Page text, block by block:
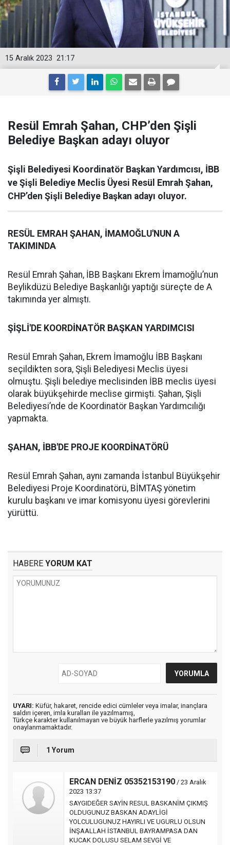
21:17
15 Aralık 2023
Resül Emrah Şahan, CHP’den Şişli
Belediye Başkan adayı oluyor
Şişli Belediyesi Koordinatör Başkan Yardımcısı, İBB
ve Şişli Belediye Meclis Üyesi Resül Emrah Şahan,
CHP’den Şişli Belediye Başkan adayı oluyor.
RESÜL EMRAH ŞAHAN, İMAMOĞLU'NUN A
TAKIMINDA
Resül Emrah Şahan, İBB Başkanı Ekrem İmamoğlu’nun
Beylikdüzü Belediye Başkanlığı yaptığı süreçte de A
takımında yer almıştı.
ŞİŞLİ'DE KOORDİNATÖR BAŞKAN YARDIMCISI
Resül Emrah Şahan, Ekrem İmamoğlu İBB Başkanı
seçildikten sora, Şişli Belediyesi Meclis üyesi
olmuştu. Şişli belediye meclisinden İBB meclis üyesi
olarak büyükşehirde meclise girmişti. Şahan, Şişli
Belediyesi’nde de Koordinatör Başkan Yardımcılığı
yapmakta.
ŞAHAN, İBB'DE PROJE KOORDİNATÖRÜ
Resül Emrah Şahan, aynı zamanda İstanbul Büyükşehir
Belediyesi Proje Koordinatörü, BİMTAŞ yönetim
kurulu başkanı ve imar komisyonu üyesi görevlerini
yürüttü.
HABERE YORUM KAT
UYARI: Küfür, hakaret, rencide edici cümleler veya imalar, inançlara
saldırı içeren, imla kuralları ile yazılmamış,
Türkçe karakter kullanılmayan ve büyük harflerle yazılmış yorumlar
onaylanmamaktadır.
1 Yorum
ERCAN DENİZ 05352153190 / 23 Aralık
2023 13:37
SAYGIDEĞER SAYİN RESUL BASKANİM ÇIKMIŞ
OLDUGUNUZ BASKAN ADAYLİGİ
YOLCULUGUNUZ HAYIRLI VE UGURLU OLSUN
İNŞAALLAH İSTANBUL BAYRAMPASA DAN
KUCAK DOLUSU SELAM SEVGİ VE